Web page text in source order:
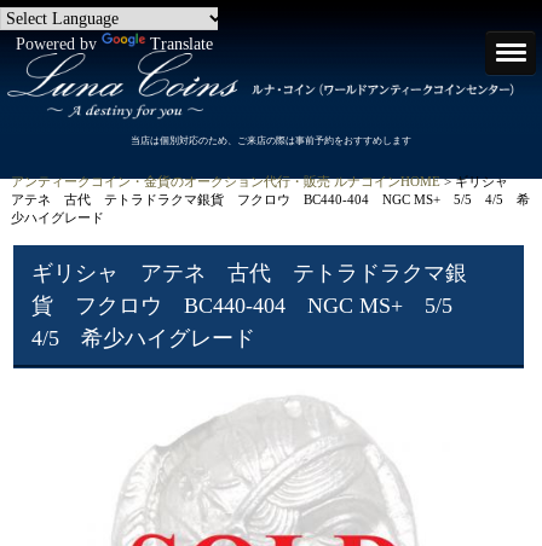
Powered by Translate
当店は個別対応のため、ご来店の際は事前予約をおすすめします
アンティークコイン・金貨のオークション代行・販売 ルナコインHOME> ギリシャ
アテネ 古代 テトラドラクマ銀貨 フクロウ BC440-404 NGC MS+ 5/5 4/5 希
少ハイグレード
ギリシャ アテネ 古代 テトラドラクマ銀
貨 フクロウ BC440-404 NGC MS+ 5/5
4/5 希少ハイグレード